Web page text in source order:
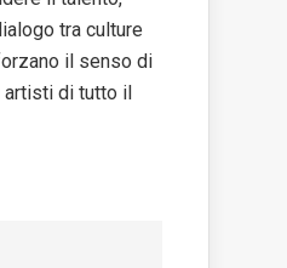
tra culture
il senso di
di tutto il